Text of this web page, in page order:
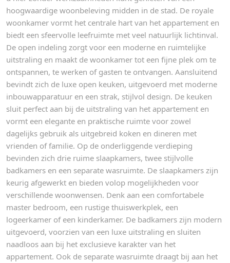
hoogwaardige woonbeleving midden in de stad. De royale
woonkamer vormt het centrale hart van het appartement en
biedt een sfeervolle leefruimte met veel natuurlijk lichtinval.
De open indeling zorgt voor een moderne en ruimtelijke
uitstraling en maakt de woonkamer tot een fijne plek om te
ontspannen, te werken of gasten te ontvangen. Aansluitend
bevindt zich de luxe open keuken, uitgevoerd met moderne
inbouwapparatuur en een strak, stijlvol design. De keuken
sluit perfect aan bij de uitstraling van het appartement en
vormt een elegante en praktische ruimte voor zowel
dagelijks gebruik als uitgebreid koken en dineren met
vrienden of familie. Op de onderliggende verdieping
bevinden zich drie ruime slaapkamers, twee stijlvolle
badkamers en een separate wasruimte. De slaapkamers zijn
keurig afgewerkt en bieden volop mogelijkheden voor
verschillende woonwensen. Denk aan een comfortabele
master bedroom, een rustige thuiswerkplek, een
logeerkamer of een kinderkamer. De badkamers zijn modern
uitgevoerd, voorzien van een luxe uitstraling en sluiten
naadloos aan bij het exclusieve karakter van het
appartement. Ook de separate wasruimte draagt bij aan het